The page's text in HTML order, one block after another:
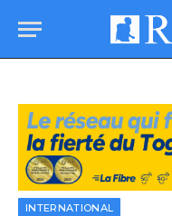
INTERNATIONAL